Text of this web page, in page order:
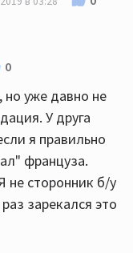
0
но уже давно не
У друга
я правильно
француза.
не сторонник б/у
зарекался это